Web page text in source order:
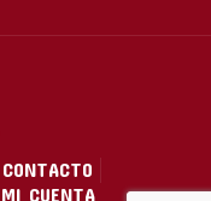
CONTACTO
MI CUENTA